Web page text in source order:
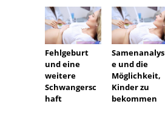
Fehlgeburt
und eine
weitere
Schwangersc
haft
Samenanalys
e und die
Möglichkeit,
Kinder zu
bekommen